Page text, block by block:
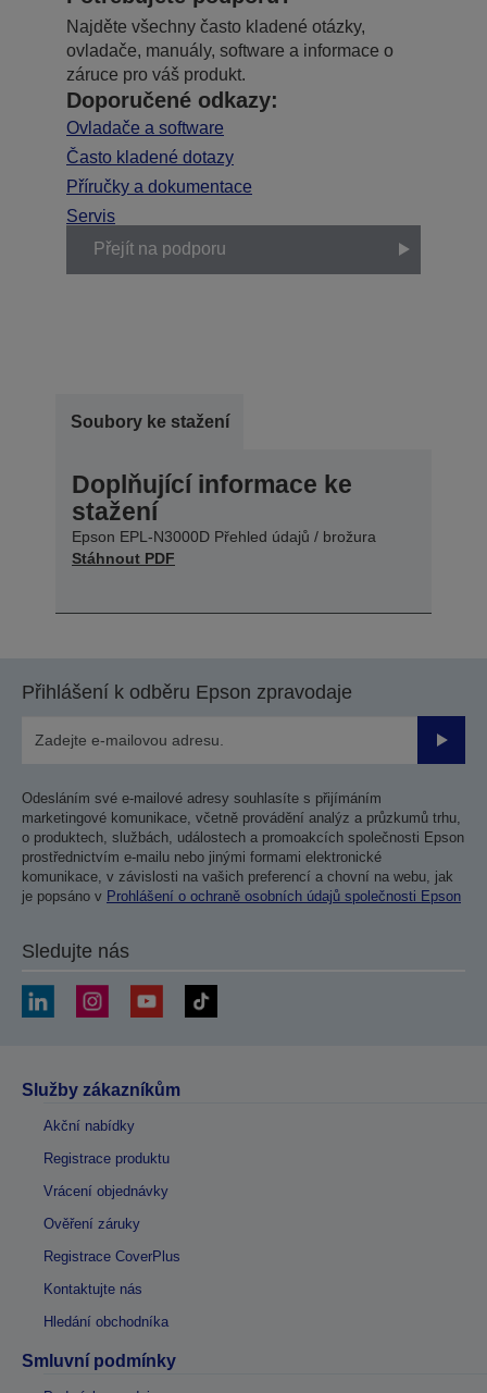
Najděte všechny často kladené otázky,
ovladače, manuály, software a informace o
záruce pro váš produkt.
Doporučené odkazy:
Ovladače a software
Často kladené dotazy
Příručky a dokumentace
Servis
Přejít na podporu
Soubory ke stažení
Doplňující informace ke
stažení
Epson EPL-N3000D Přehled údajů / brožura
Stáhnout PDF
Přihlášení k odběru Epson zpravodaje
Odesláním své e-mailové adresy souhlasíte s přijímáním
marketingové komunikace, včetně provádění analýz a průzkumů trhu,
o produktech, službách, událostech a promoakcích společnosti Epson
prostřednictvím e-mailu nebo jinými formami elektronické
komunikace, v závislosti na vašich preferencí a chovní na webu, jak
je popsáno v Prohlášení o ochraně osobních údajů společnosti Epson
Sledujte nás
Služby zákazníkům
Akční nabídky
Registrace produktu
Vrácení objednávky
Ověření záruky
Registrace CoverPlus
Kontaktujte nás
Hledání obchodníka
Smluvní podmínky